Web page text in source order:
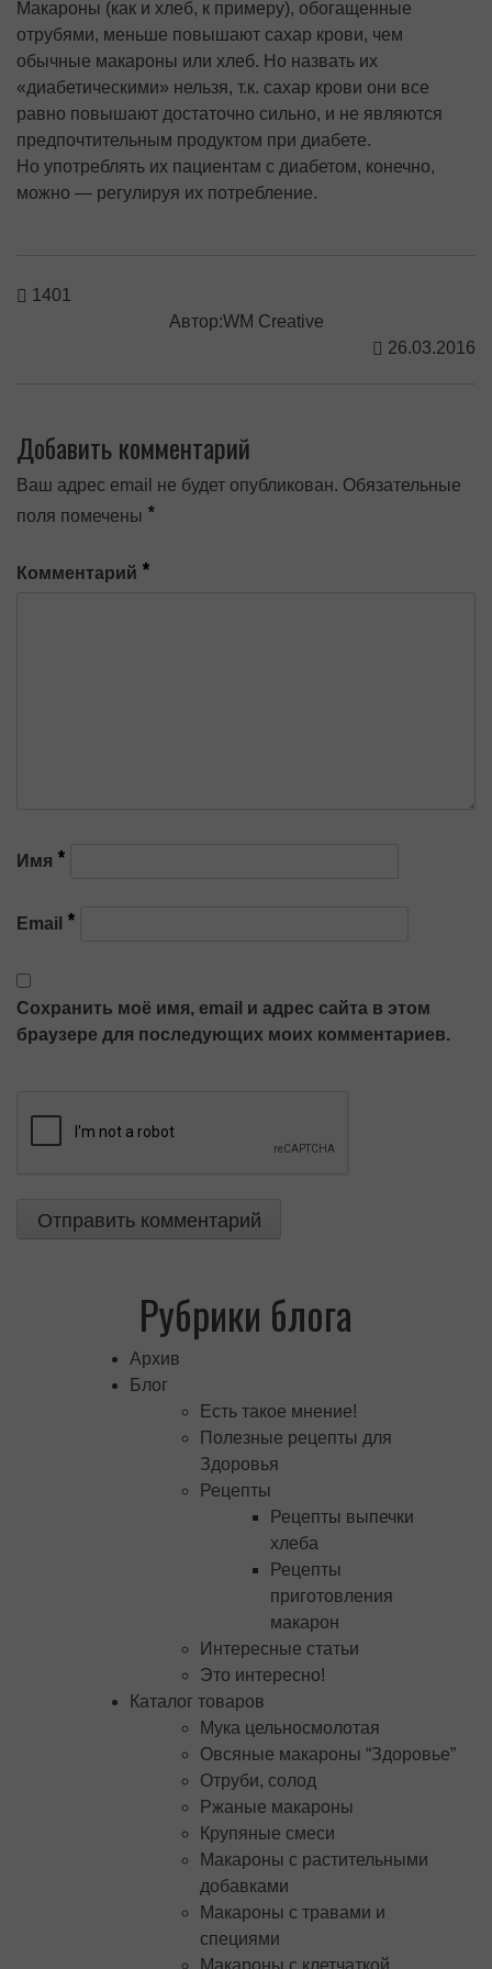
Макароны (как и хлеб, к примеру), обогащенные
отрубями, меньше повышают сахар крови, чем
обычные макароны или хлеб. Но назвать их
«диабетическими» нельзя, т.к. сахар крови они все
равно повышают достаточно сильно, и не являются
предпочтительным продуктом при диабете.
Но употреблять их пациентам с диабетом, конечно,
можно — регулируя их потребление.
1401
Автор:WM Creative
26.03.2016
Добавить комментарий
Ваш адрес email не будет опубликован. Обязательные
поля помечены *
Комментарий *
Имя *
Email *
Сохранить моё имя, email и адрес сайта в этом
браузере для последующих моих комментариев.
Рубрики блога
Архив
Блог
Есть такое мнение!
Полезные рецепты для
Здоровья
Рецепты
Рецепты выпечки
хлеба
Рецепты
приготовления
макарон
Интересные статьи
Это интересно!
Каталог товаров
Мука цельносмолотая
Овсяные макароны “Здоровье”
Отруби, солод
Ржаные макароны
Крупяные смеси
Макароны с растительными
добавками
Макароны с травами и
специями
Макароны с клетчаткой